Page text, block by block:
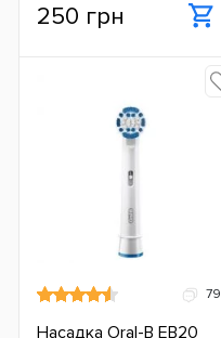
250 грн
79
Насадка Oral-B EB20